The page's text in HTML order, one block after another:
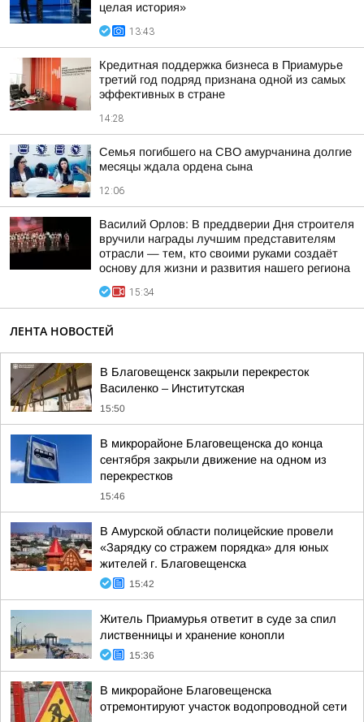
целая история»
13:43
Кредитная поддержка бизнеса в Приамурье
третий год подряд признана одной из самых
эффективных в стране
14:28
Семья погибшего на СВО амурчанина долгие
месяцы ждала ордена сына
12:06
Василий Орлов: В преддверии Дня строителя
вручили награды лучшим представителям
отрасли — тем, кто своими руками создаёт
основу для жизни и развития нашего региона
15:34
ЛЕНТА НОВОСТЕЙ
В Благовещенск закрыли перекресток
Василенко – Институтская
15:50
В микрорайоне Благовещенска до конца
сентября закрыли движение на одном из
перекрестков
15:46
В Амурской области полицейские провели
«Зарядку со стражем порядка» для юных
жителей г. Благовещенска
15:42
Житель Приамурья ответит в суде за спил
лиственницы и хранение конопли
15:36
В микрорайоне Благовещенска
отремонтируют участок водопроводной сети